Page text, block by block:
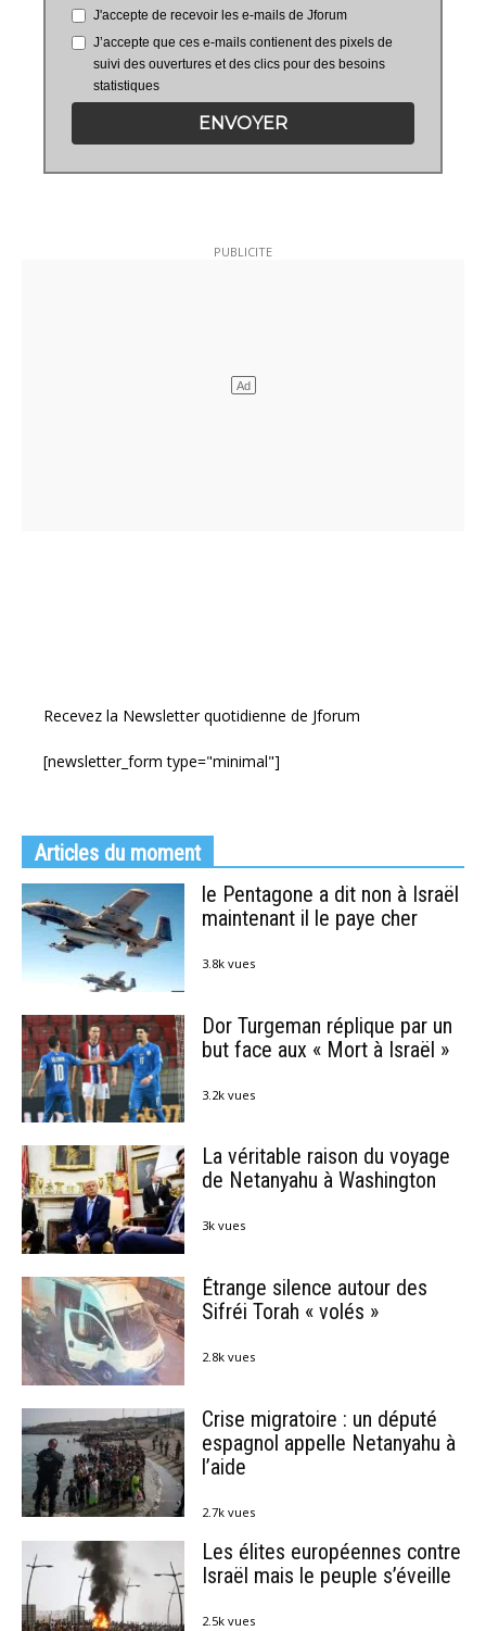
J'accepte de recevoir les e-mails de Jforum
J’accepte que ces e-mails contienent des pixels de
suivi des ouvertures et des clics pour des besoins
statistiques
ENVOYER
Recevez la Newsletter quotidienne de Jforum
[newsletter_form type="minimal"]
Articles du moment
le Pentagone a dit non à Israël
maintenant il le paye cher
3.8k vues
Dor Turgeman réplique par un
but face aux « Mort à Israël »
3.2k vues
La véritable raison du voyage
de Netanyahu à Washington
3k vues
Étrange silence autour des
Sifréi Torah « volés »
2.8k vues
Crise migratoire : un député
espagnol appelle Netanyahu à
l’aide
2.7k vues
Les élites européennes contre
Israël mais le peuple s’éveille
2.5k vues